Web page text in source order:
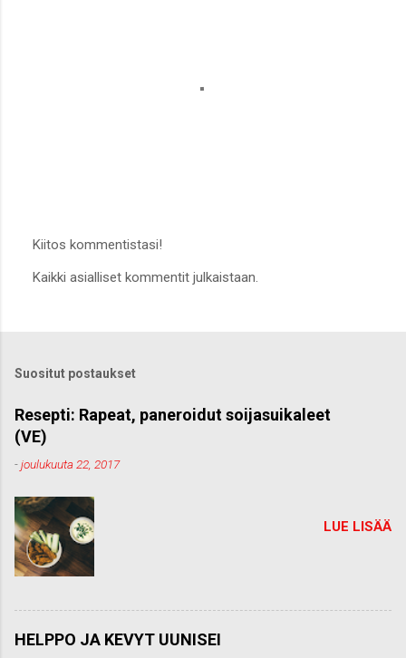
ä
o
m
e
n
Kiitos kommentistasi!
Kaikki asialliset kommentit julkaistaan.
Suositut postaukset
Resepti: Rapeat, paneroidut soijasuikaleet
(VE)
-joulukuuta 22, 2017
LUE LISÄÄ
HELPPO JA KEVYT UUNISEI